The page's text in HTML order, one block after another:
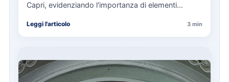
Capri, evidenziando l'importanza di elementi
Leggi l'articolo 3 min